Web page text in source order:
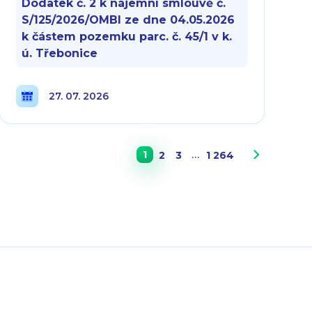
Dodatek č. 2 k nájemní smlouvě č.
S/125/2026/OMBI ze dne 04.05.2026
k částem pozemku parc. č. 45/1 v k.
ú. Třebonice
27. 07. 2026
1 2 3 … 1 264